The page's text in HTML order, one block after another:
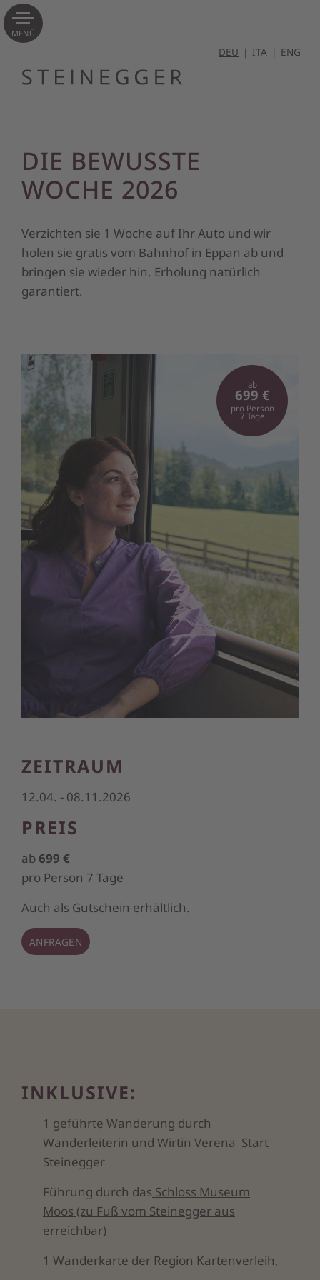
MENÜ
DEU ITA ENG
DIE BEWUSSTE
WOCHE 2026
Verzichten sie 1 Woche auf Ihr Auto und wir
holen sie gratis vom Bahnhof in Eppan ab und
bringen sie wieder hin. Erholung natürlich
garantiert.
ab
699 €
pro Person
7 Tage
ZEITRAUM
12.04. - 08.11.2026
PREIS
ab699 €
pro Person 7 Tage
Auch als Gutschein erhältlich.
ANFRAGEN
INKLUSIVE:
1 geführte Wanderung durch
Wanderleiterin und Wirtin Verena Start
Steinegger
Führung durch das Schloss Museum
Moos (zu Fuß vom Steinegger aus
erreichbar)
1 Wanderkarte der Region Kartenverleih,